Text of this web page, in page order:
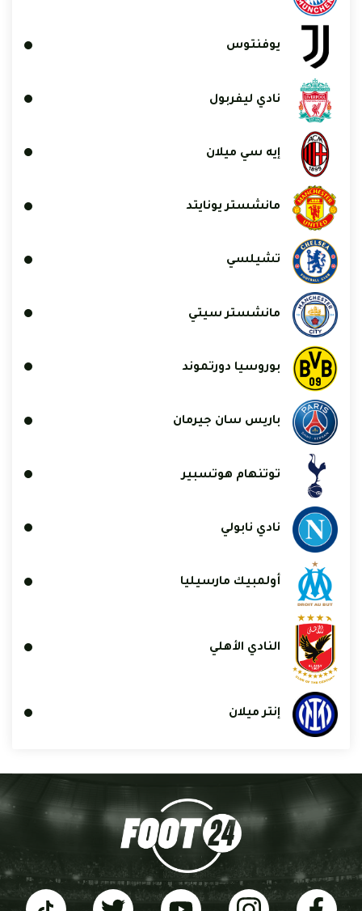
يوفنتوس
نادي ليفربول
إيه سي ميلان
مانشستر يونايتد
تشيلسي
مانشستر سيتي
بوروسيا دورتموند
باريس سان جيرمان
توتنهام هوتسبير
نادي نابولي
أولمبيك مارسيليا
النادي الأهلي
إنتر ميلان